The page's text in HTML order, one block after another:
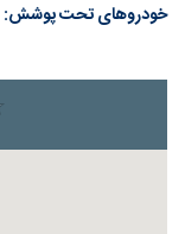
خودروهای تحت پوشش: